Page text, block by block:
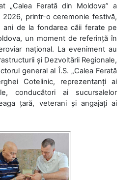
„Calea Ferată din Moldova” a
2026, printr-o ceremonie festivă,
ani de la fondarea căii ferate pe
un moment de referință în
național. La eveniment au
și Dezvoltării Regionale,
general al Î.S. „Calea Ferată
Cotelinic, reprezentanți ai
conducători ai sucursalelor
țară, veterani și angajați ai